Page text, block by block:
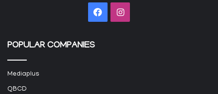
FacebookInstagram
POPULAR COMPANIES
Mediaplus
QBCD